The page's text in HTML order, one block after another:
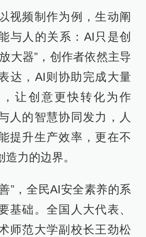
视频制作为例，生动阐
与人的关系：AI只是创
大器”，创作者依然主导
达，AI则协助完成大量
让创意更快转化为作
人的智慧协同发力，人
提升生产效率，更在不
力的边界。
”，全民AI安全素养的系
基础。全国人大代表、
师范大学副校长王劲松